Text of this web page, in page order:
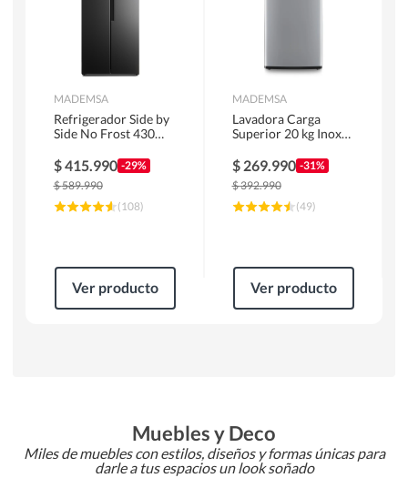
MADEMSA
Refrigerador Side by
Side No Frost 430
MAS430B
$415.990 -29%
$589.990
(108)
Ver producto
MADEMSA
Lavadora Carga
Superior 20 kg Inox
$ 269.990 -31%
$392.990
(49)
Ver producto
Muebles y Deco
Miles de muebles con estilos, diseños y formas únicas para
darle a tus espacios un look soñado